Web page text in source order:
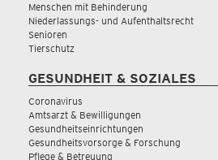
Menschen mit Behinderung
Niederlassungs- und Aufenthaltsrecht
Senioren
Tierschutz
GESUNDHEIT & SOZIALES
Coronavirus
Amtsarzt & Bewilligungen
Gesundheitseinrichtungen
Gesundheitsvorsorge & Forschung
Pflege & Betreuung